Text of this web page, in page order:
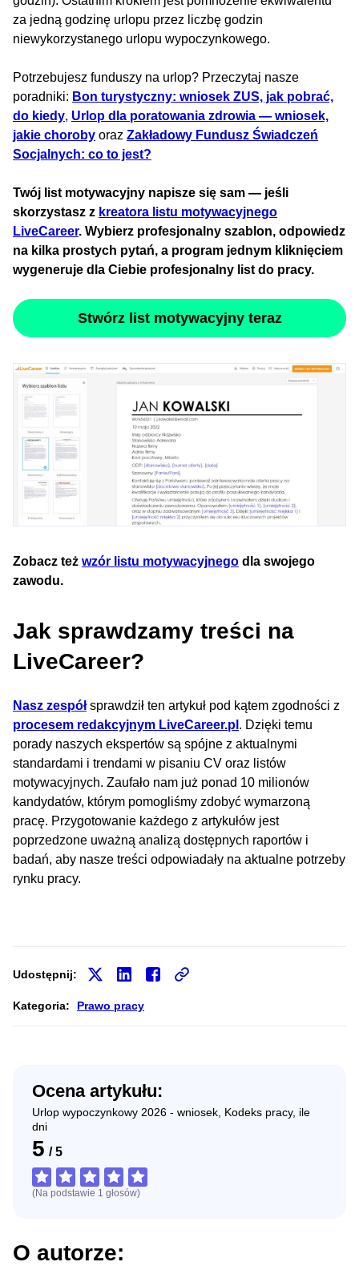
za jedną godzinę urlopu przez liczbę godzin
niewykorzystanego urlopu wypoczynkowego.
Potrzebujesz funduszy na urlop? Przeczytaj nasze
poradniki: Bon turystyczny: wniosek ZUS, jak pobrać,
do kiedy, Urlop dla poratowania zdrowia — wniosek,
jakie choroby oraz Zakładowy Fundusz Świadczeń
Socjalnych: co to jest?
Twój list motywacyjny napisze się sam — jeśli
skorzystasz z kreatora listu motywacyjnego
LiveCareer. Wybierz profesjonalny szablon, odpowiedz
na kilka prostych pytań, a program jednym kliknięciem
wygeneruje dla Ciebie profesjonalny list do pracy.
Stwórz list motywacyjny teraz
Zobacz też wzór listu motywacyjnego dla swojego
zawodu.
Jak sprawdzamy treści na
LiveCareer?
Nasz zespółsprawdził ten artykuł pod kątem zgodności z
procesem redakcyjnym LiveCareer.pl . Dzięki temu
porady naszych ekspertów są spójne z aktualnymi
standardami i trendami w pisaniu CV oraz listów
motywacyjnych. Zaufało nam już ponad 10 milionów
kandydatów, którym pomogliśmy zdobyć wymarzoną
pracę. Przygotowanie każdego z artykułów jest
poprzedzone uważną analizą dostępnych raportów i
badań, aby nasze treści odpowiadały na aktualne potrzeby
rynku pracy.
Udostępnij:
Kategoria: Prawo pracy
Ocena artykułu:
Urlop wypoczynkowy 2026 - wniosek, Kodeks pracy, ile
dni
5 / 5
(Na podstawie 1 głosów)
O autorze: